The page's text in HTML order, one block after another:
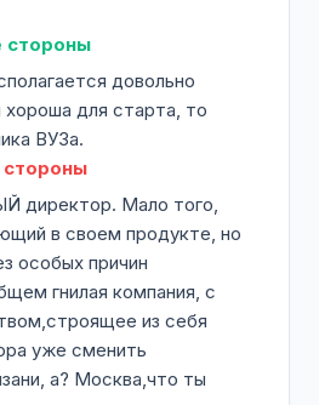
стороны
довольно
для старта, то
ВУЗа.
директор. Мало того,
в своем продукте, но
особых причин
гнилая компания, с
из себя
уже сменить
а? Москва,что ты